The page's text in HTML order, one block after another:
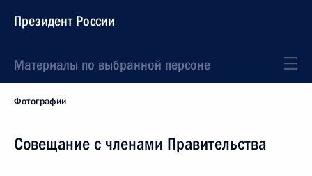
Президент России
Материалы по выбранной персоне
Фотографии
Совещание с членами Правительства